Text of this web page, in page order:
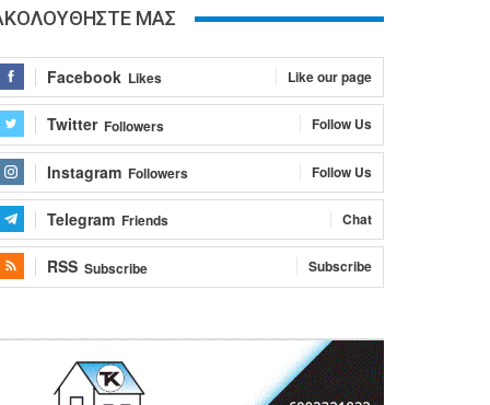
ΜΑΣ
Facebook Likes Like our page
Twitter Followers Follow Us
Instagram Followers Follow Us
Telegram Friends Chat
RSS Subscribe Subscribe